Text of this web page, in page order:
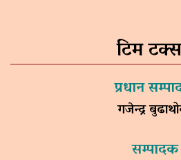
टिम
प्रधान
गजेन्द्र
सम्पादक